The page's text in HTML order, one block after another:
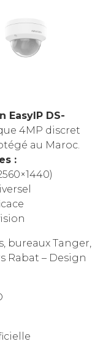
EasyIP DS-
4MP discret
au Maroc.
:
bureaux Tanger,
Rabat – Design